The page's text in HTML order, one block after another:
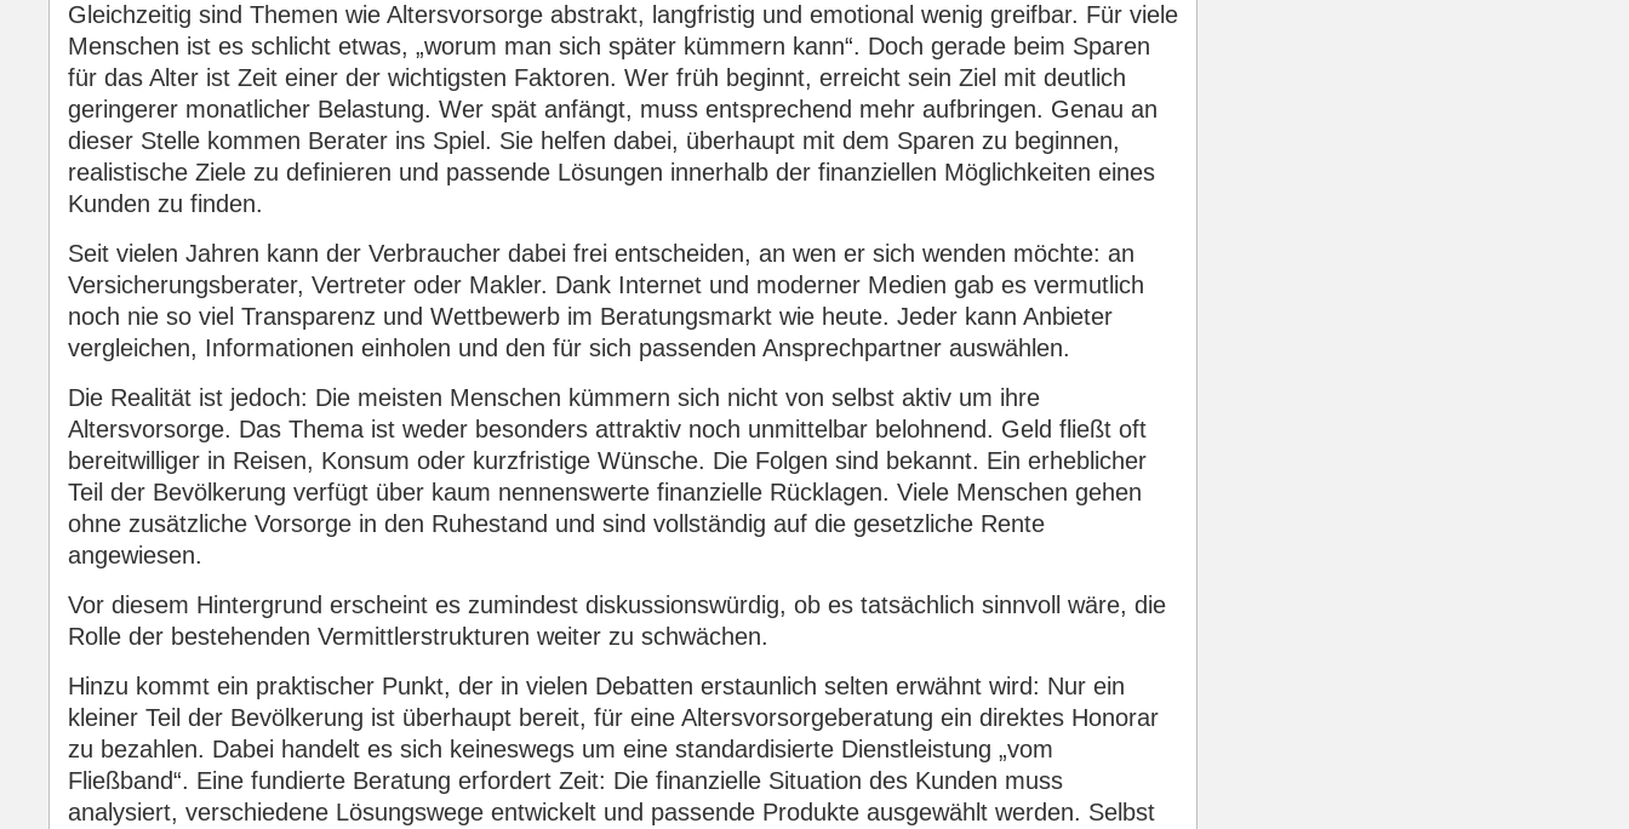
Gleichzeitig sind Themen wie Altersvorsorge abstrakt, langfristig und emotional wenig greifbar. Für viele
Menschen ist es schlicht etwas, „worum man sich später kümmern kann“. Doch gerade beim Sparen
für das Alter ist Zeit einer der wichtigsten Faktoren. Wer früh beginnt, erreicht sein Ziel mit deutlich
geringerer monatlicher Belastung. Wer spät anfängt, muss entsprechend mehr aufbringen. Genau an
dieser Stelle kommen Berater ins Spiel. Sie helfen dabei, überhaupt mit dem Sparen zu beginnen,
realistische Ziele zu definieren und passende Lösungen innerhalb der finanziellen Möglichkeiten eines
Kunden zu finden.
Seit vielen Jahren kann der Verbraucher dabei frei entscheiden, an wen er sich wenden möchte: an
Versicherungsberater, Vertreter oder Makler. Dank Internet und moderner Medien gab es vermutlich
noch nie so viel Transparenz und Wettbewerb im Beratungsmarkt wie heute. Jeder kann Anbieter
vergleichen, Informationen einholen und den für sich passenden Ansprechpartner auswählen.
Die Realität ist jedoch: Die meisten Menschen kümmern sich nicht von selbst aktiv um ihre
Altersvorsorge. Das Thema ist weder besonders attraktiv noch unmittelbar belohnend. Geld fließt oft
bereitwilliger in Reisen, Konsum oder kurzfristige Wünsche. Die Folgen sind bekannt. Ein erheblicher
Teil der Bevölkerung verfügt über kaum nennenswerte finanzielle Rücklagen. Viele Menschen gehen
ohne zusätzliche Vorsorge in den Ruhestand und sind vollständig auf die gesetzliche Rente
angewiesen.
Vor diesem Hintergrund erscheint es zumindest diskussionswürdig, ob es tatsächlich sinnvoll wäre, die
Rolle der bestehenden Vermittlerstrukturen weiter zu schwächen.
Hinzu kommt ein praktischer Punkt, der in vielen Debatten erstaunlich selten erwähnt wird: Nur ein
kleiner Teil der Bevölkerung ist überhaupt bereit, für eine Altersvorsorgeberatung ein direktes Honorar
zu bezahlen. Dabei handelt es sich keineswegs um eine standardisierte Dienstleistung „vom
Fließband“. Eine fundierte Beratung erfordert Zeit: Die finanzielle Situation des Kunden muss
analysiert, verschiedene Lösungswege entwickelt und passende Produkte ausgewählt werden. Selbst